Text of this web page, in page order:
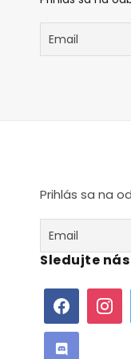
Prihlás sa na
Sledujte nás